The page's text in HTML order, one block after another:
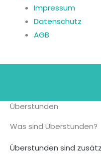
Impressum
Datenschutz
AGB
Überstunden
Was sind Überstunden?
Überstunden sind